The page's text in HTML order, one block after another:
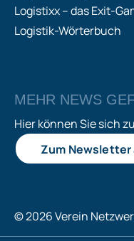
Logistixx – das Exit-
Logistik-Wörterbuch
MEHR NEWS
Hier können Sie sich
Zum Newsletter
© 2026 Verein